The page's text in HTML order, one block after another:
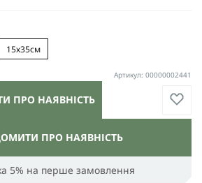
15х35см
5% на перше замовлення
ПРО НАЯВНІСТЬ
Артикул: 00000002441
ПРО НАЯВНІСТЬ